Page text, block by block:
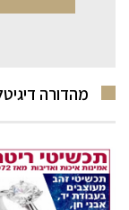
מהדורה